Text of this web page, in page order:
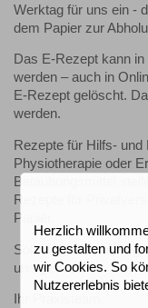
Werktag für uns ein -
dem Papier zur
Das E-Rezept kann
werden – auch in
E-Rezept gelöscht.
werden.
Rezepte für Hilfs- und
Physiotherapie oder
Betäubungsmittel
Rezepte für
Papier.
Sollten Sie noch
uns gern an.
Ihr Praxisteam
Herzlich
zu gestalten und
wir Cookies. So
Nutzererlebnis